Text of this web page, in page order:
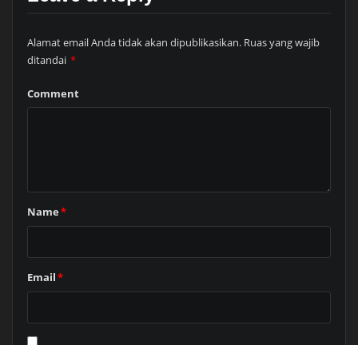
Alamat email Anda tidak akan dipublikasikan. Ruas yang wajib
ditandai *
Comment
Name*
Email*